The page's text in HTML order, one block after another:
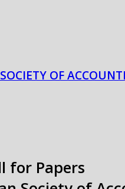
OF
for Papers